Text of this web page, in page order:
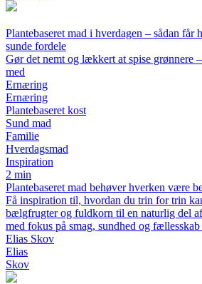
Plantebaseret mad i hverdagen – sådan
sunde fordele
Gør det nemt og lækkert at spise grønnere
med
Ernæring
Ernæring
Plantebaseret kost
Sund mad
Familie
Hverdagsmad
Inspiration
2 min
Plantebaseret mad behøver hverken være
Få inspiration til, hvordan du trin for trin
bælgfrugter og fuldkorn til en naturlig del
med fokus på smag, sundhed og
Elias Skov
Elias
Skov